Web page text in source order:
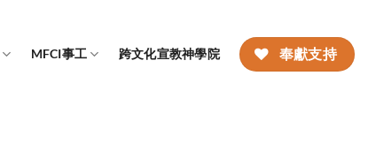
MFCI事工 跨文化宣教神學院 奉獻支持